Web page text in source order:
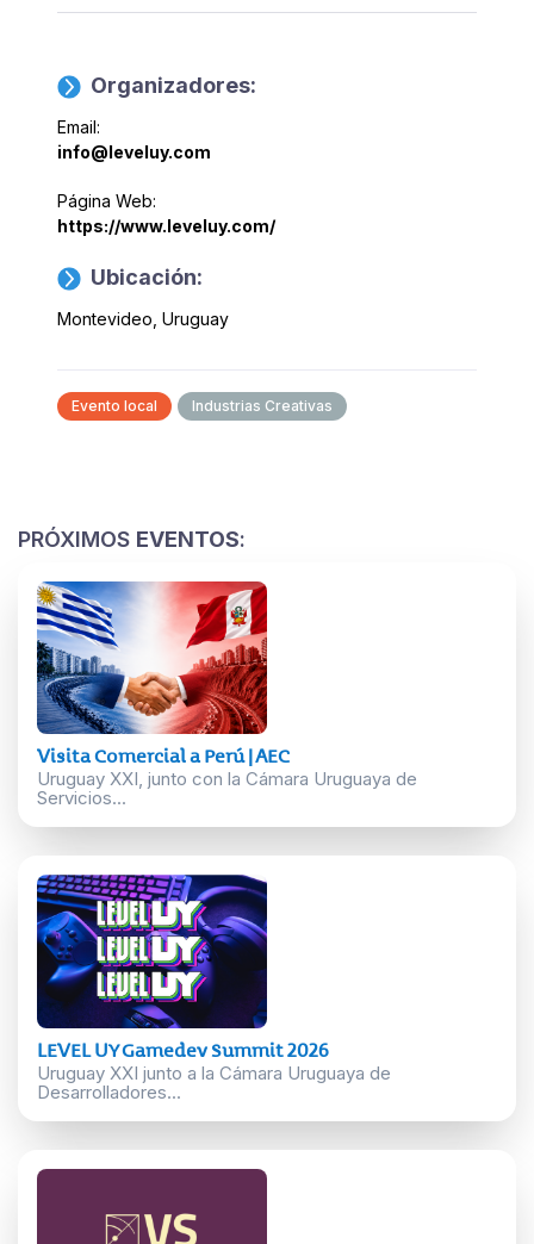
PRÓXIMOS EVENTOS:
Visita Comercial a Perú | AEC
Uruguay XXI, junto con la Cámara Uruguaya de
Servicios...
LEVEL UY Gamedev Summit 2026
Uruguay XXI junto a la Cámara Uruguaya de
Desarrolladores...
Organizadores:
Email:
info@leveluy.com
Página Web:
https://www.leveluy.com/
Ubicación:
Montevideo, Uruguay
Evento local Industrias Creativas